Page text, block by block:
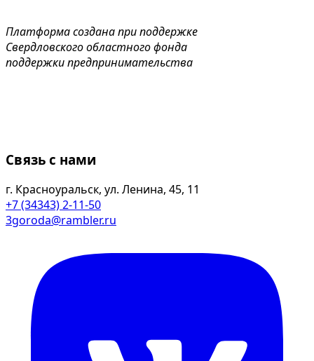
Платформа создана при поддержке
Свердловского областного фонда
поддержки предпринимательства
Связь с нами
г. Красноуральск, ул. Ленина, 45, 11
+7 (34343) 2-11-50
3goroda@rambler.ru